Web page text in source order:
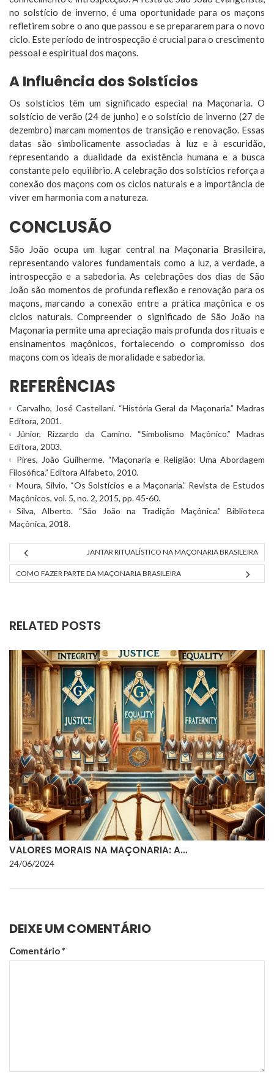
no solstício de inverno, é uma oportunidade para os maçons
refletirem sobre o ano que passou e se prepararem para o novo
ciclo. Este período de introspecção é crucial para o crescimento
pessoal e espiritual dos maçons.
A Influência dos Solstícios
Os solstícios têm um significado especial na Maçonaria. O
solstício de verão (24 de junho) e o solstício de inverno (27 de
dezembro) marcam momentos de transição e renovação. Essas
datas são simbolicamente associadas à luz e à escuridão,
representando a dualidade da existência humana e a busca
constante pelo equilíbrio. A celebração dos solstícios reforça a
conexão dos maçons com os ciclos naturais e a importância de
viver em harmonia com a natureza.
CONCLUSÃO
São João ocupa um lugar central na Maçonaria Brasileira,
representando valores fundamentais como a luz, a verdade, a
introspecção e a sabedoria. As celebrações dos dias de São
João são momentos de profunda reflexão e renovação para os
maçons, marcando a conexão entre a prática maçônica e os
ciclos naturais. Compreender o significado de São João na
Maçonaria permite uma apreciação mais profunda dos rituais e
ensinamentos maçônicos, fortalecendo o compromisso dos
maçons com os ideais de moralidade e sabedoria.
REFERÊNCIAS
Carvalho, José Castellani. “História Geral da Maçonaria.” Madras
Editora, 2001.
Júnior, Rizzardo da Camino. “Simbolismo Maçônico.” Madras
Editora, 2003.
Pires, João Guilherme. “Maçonaria e Religião: Uma Abordagem
Filosófica.” Editora Alfabeto, 2010.
Moura, Silvio. “Os Solstícios e a Maçonaria.” Revista de Estudos
Maçônicos, vol. 5, no. 2, 2015, pp. 45-60.
Silva, Alberto. “São João na Tradição Maçônica.” Biblioteca
Maçônica, 2018.
JANTAR RITUALÍSTICO NA MAÇONARIA BRASILEIRA
COMO FAZER PARTE DA MAÇONARIA BRASILEIRA
RELATED POSTS
VALORES MORAIS NA MAÇONARIA: A…
24/06/2024
DEIXE UM COMENTÁRIO
Comentário*